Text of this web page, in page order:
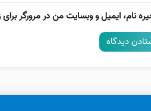
نام، ایمیل و وبسایت من در مرورگر